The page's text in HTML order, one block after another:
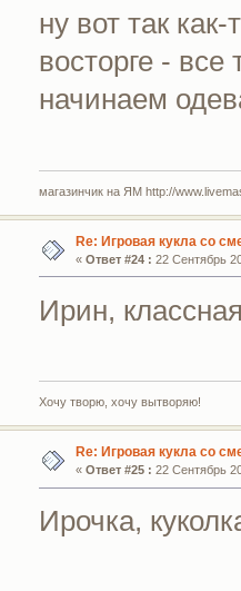
ну вот так
восторге -
начинаем
магазинчик на ЯМ http://
Re: Игровая кукла со
« Ответ #24 : 22 Сентябрь
Ирин,
Хочу творю, хочу вытворяю!
Re: Игровая кукла со
« Ответ #25 : 22 Сентябрь
Ирочка,